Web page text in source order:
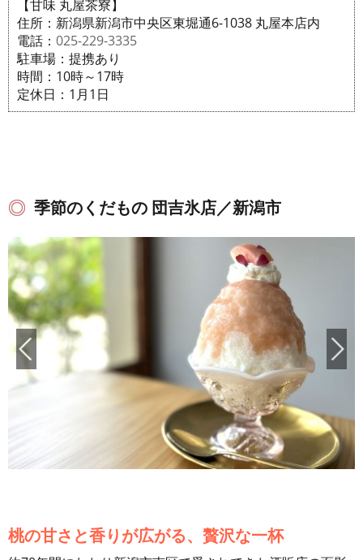
【甘味 丸屋茶寮】
住所：新潟県新潟市中央区東堀通6-1038 丸屋本店内
電話： 025-229-3335
駐車場：提携あり
時間：10時～17時
定休日：1月1日
季節のくだもの 団吉氷店／新潟市
桃の甘さと香りが広がる、贅沢な一杯